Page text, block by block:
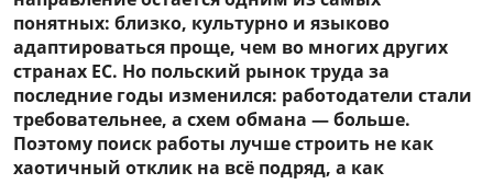
понятных: близко, культурно и языково
адаптироваться проще, чем во многих других
странах ЕС. Но польский рынок труда за
последние годы изменился: работодатели стали
требовательнее, а схем обмана — больше.
Поэтому поиск работы лучше строить не как
хаотичный отклик на всё подряд, а как